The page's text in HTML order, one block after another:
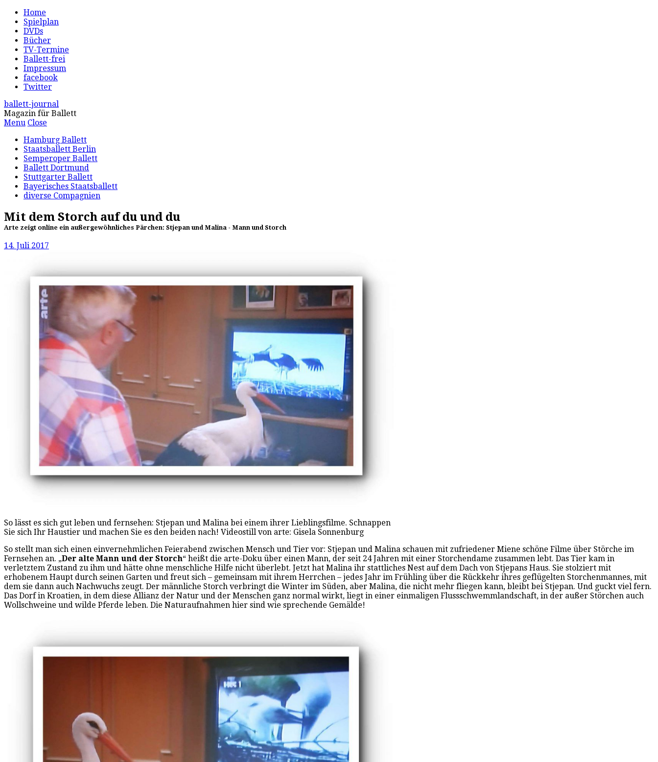
Home
Spielplan
DVDs
Bücher
TV-Termine
Ballett-frei
Impressum
facebook
Twitter
ballett-journal
Magazin für Ballett
Menu Close
Hamburg Ballett
Staatsballett Berlin
Semperoper Ballett
Ballett Dortmund
Stuttgarter Ballett
Bayerisches Staatsballett
diverse Compagnien
Mit dem Storch auf du und du
Arte zeigt online ein außergewöhnliches Pärchen: Stjepan und Malina - Mann und Storch
14. Juli 2017
So lässt es sich gut leben und fernsehen: Stjepan und Malina bei einem ihrer Lieblingsfilme. Schnappen
Sie sich Ihr Haustier und machen Sie es den beiden nach! Videostill von arte: Gisela Sonnenburg
So stellt man sich einen einvernehmlichen Feierabend zwischen Mensch und Tier vor: Stjepan und Malina schauen mit zufriedener Miene schöne Filme über Störche im
Fernsehen an. „Der alte Mann und der Storch“ heißt die arte-Doku über einen Mann, der seit 24 Jahren mit einer Storchendame zusammen lebt. Das Tier kam in
verletztem Zustand zu ihm und hätte ohne menschliche Hilfe nicht überlebt. Jetzt hat Malina ihr stattliches Nest auf dem Dach von Stjepans Haus. Sie stolziert mit
erhobenem Haupt durch seinen Garten und freut sich – gemeinsam mit ihrem Herrchen – jedes Jahr im Frühling über die Rückkehr ihres geflügelten Storchenmannes, mit
dem sie dann auch Nachwuchs zeugt. Der männliche Storch verbringt die Winter im Süden, aber Malina, die nicht mehr fliegen kann, bleibt bei Stjepan. Und guckt viel fern.
Das Dorf in Kroatien, in dem diese Allianz der Natur und der Menschen ganz normal wirkt, liegt in einer einmaligen Flussschwemmlandschaft, in der außer Störchen auch
Wollschweine und wilde Pferde leben. Die Naturaufnahmen hier sind wie sprechende Gemälde!